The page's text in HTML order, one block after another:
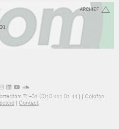
ARCHIEF
T: +31 (0)10 411 01 44 | | Colofon
| Contact